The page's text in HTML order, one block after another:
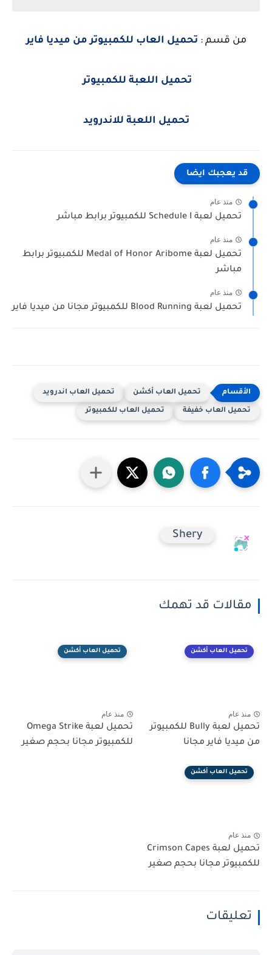
من قسم : تحميل العاب للكمبيوتر من ميديا فاير
تحميل اللعبة للكمبيوتر
تحميل اللعبة للاندرويد
قد يعجبك ايضا
منذ عام
تحميل لعبة Schedule I للكمبيوتر برابط مباشر
منذ عام
تحميل لعبة Medal of Honor Aribome للكمبيوتر برابط
مباشر
منذ عام
تحميل لعبة Blood Running للكمبيوتر مجانا من ميديا فاير
تحميل العاب أكشن تحميل العاب اندرويد
تحميل العاب خفيفة تحميل العاب للكمبيوتر
Shery
مقالات قد تهمك
تحميل العاب أكشن
منذ عام
تحميل لعبة Bully للكمبيوتر
من ميديا فاير مجانا
تحميل العاب أكشن
منذ عام
تحميل لعبة Omega Strike
للكمبيوتر مجانا بحجم صغير
تحميل العاب أكشن
منذ عام
تحميل لعبة Crimson Capes
للكمبيوتر مجانا بحجم صغير
تعليقات